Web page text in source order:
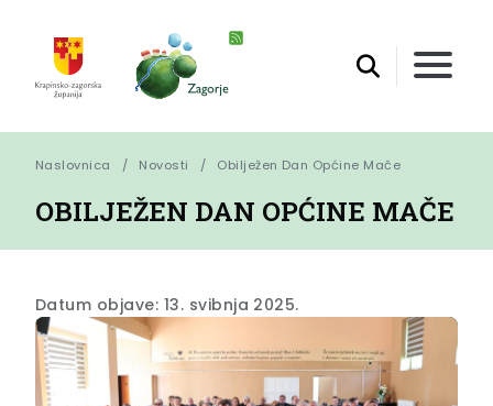
Naslovnica Novosti Obilježen Dan Općine Mače
OBILJEŽEN DAN OPĆINE MAČE
Datum objave: 13. svibnja 2025.